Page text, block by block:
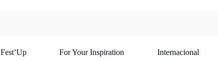
Fest’Up For Your Inspiration Internacional